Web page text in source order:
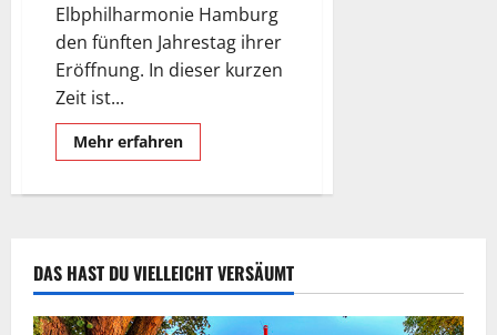
Elbphilharmonie Hamburg
den fünften Jahrestag ihrer
Eröffnung. In dieser kurzen
Zeit ist...
Mehr erfahrenMehr
Informationen
das
Elbe.
DAS HAST DU VIELLEICHT VERSÄUMT